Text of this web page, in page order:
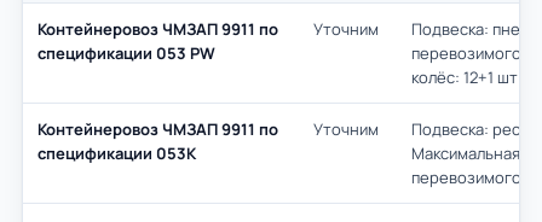
Контейнеровоз ЧМЗАП 9911 по
спецификации 053 PW
Уточним
Подвеска:
перевозимого
колёс: 12+1 шт
Контейнеровоз ЧМЗАП 9911 по
спецификации 053К
Уточним
Подвеска:
Максимальная
перевозимого